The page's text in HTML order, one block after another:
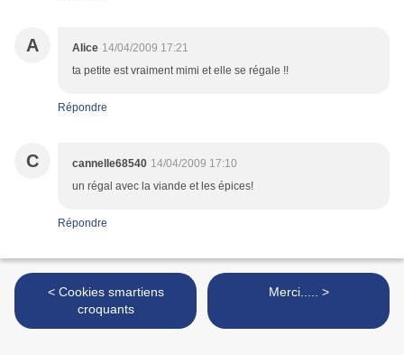
A Alice 14/04/2009 17:21
ta petite est vraiment mimi et elle se régale !!
Répondre
C cannelle68540 14/04/2009 17:10
un régal avec la viande et les épices!
Répondre
< Cookies smartiens
croquants
Merci..... >